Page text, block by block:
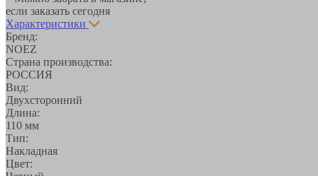
если заказать сегодня
Характеристики
Бренд:
NOEZ
Страна производства:
РОССИЯ
Вид:
Двухсторонний
Длина:
110 мм
Тип:
Накладная
Цвет: